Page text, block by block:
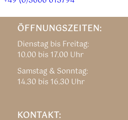
ÖFFNUNGSZEITEN:
Dienstag bis Freitag:
10.00 bis 17.00 Uhr
Samstag & Sonntag:
14.30 bis 16.30 Uhr
KONTAKT: